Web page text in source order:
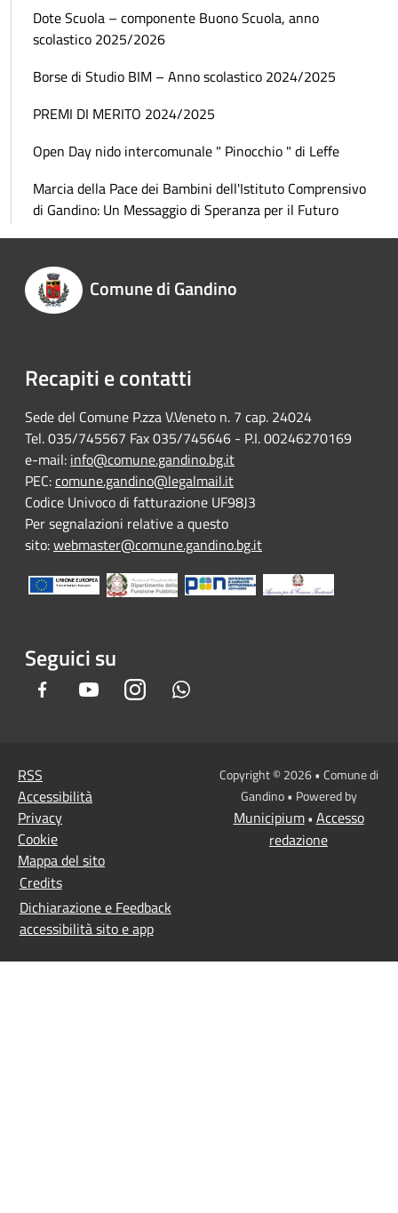
Dote Scuola – componente Buono Scuola, anno
scolastico 2025/2026
Borse di Studio BIM – Anno scolastico 2024/2025
PREMI DI MERITO 2024/2025
Open Day nido intercomunale " Pinocchio " di Leffe
Marcia della Pace dei Bambini dell'Istituto Comprensivo
di Gandino: Un Messaggio di Speranza per il Futuro
Comune di Gandino
Recapiti e contatti
Sede del Comune P.zza V.Veneto n. 7 cap. 24024
Tel. 035/745567 Fax 035/745646 - P.I. 00246270169
e-mail: info@comune.gandino.bg.it
PEC:comune.gandino@legalmail.it
Codice Univoco di fatturazione UF98J3
Per segnalazioni relative a questo
sito:webmaster@comune.gandino.bg.it
Seguici su
Facebook YoutubeInstagram
RSS
Accessibilità
Privacy
Cookie
Mappa del sito
Credits
Dichiarazione e Feedback
accessibilità sito e app
Copyright © 2026 • Comune di
Gandino • Powered by
Municipium• Accesso
redazione